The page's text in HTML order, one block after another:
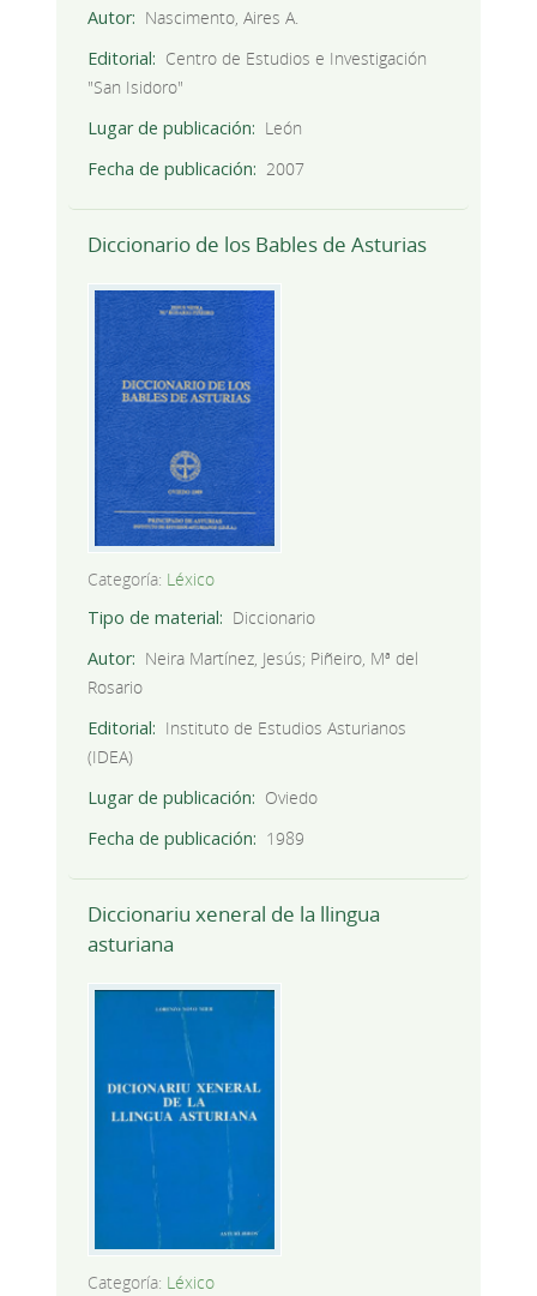
Autor
Nascimento, Aires A.
Editorial
Centro de Estudios e Investigación
"San Isidoro"
Lugar de publicación
León
Fecha de publicación
2007
Diccionario de los Bables de Asturias
Categoría: Léxico
Tipo de material
Diccionario
Autor
Neira Martínez, Jesús; Piñeiro, Mª del
Rosario
Editorial
Instituto de Estudios Asturianos
(IDEA)
Lugar de publicación
Oviedo
Fecha de publicación
1989
Diccionariu xeneral de la llingua
asturiana
Categoría: Léxico